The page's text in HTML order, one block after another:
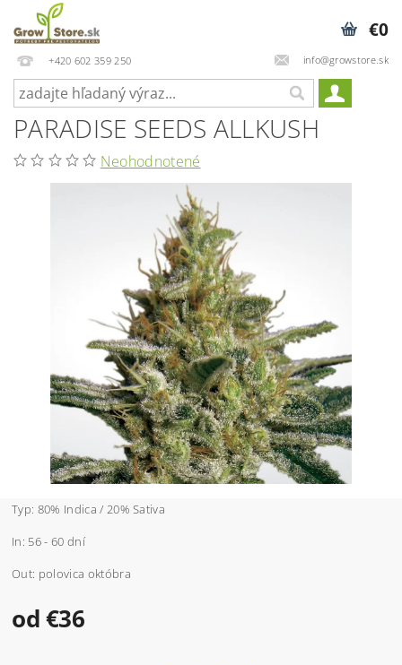
+420 602 359 250 info@growstore.sk
€0
PARADISE SEEDS ALLKUSH
Neohodnotené
Typ: 80% Indica / 20% Sativa
In: 56 - 60 dní
Out: polovica októbra
od €36